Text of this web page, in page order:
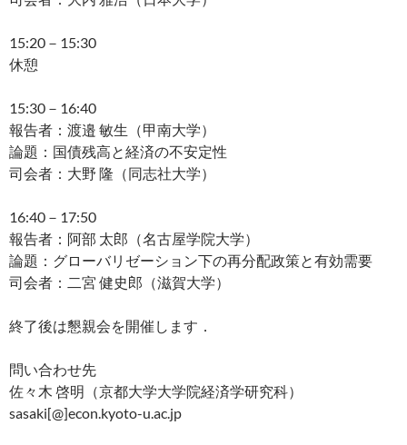
15:20－15:30
休憩
15:30－16:40
報告者：渡邉 敏生（甲南大学）
論題：国債残高と経済の不安定性
司会者：大野 隆（同志社大学）
16:40－17:50
報告者：阿部 太郎（名古屋学院大学）
論題：グローバリゼーション下の再分配政策と有効需要
司会者：二宮 健史郎（滋賀大学）
終了後は懇親会を開催します．
問い合わせ先
佐々木 啓明（京都大学大学院経済学研究科）
sasaki[@]econ.kyoto-u.ac.jp